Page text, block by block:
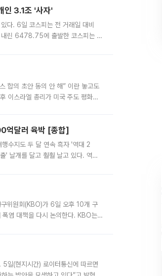
인 3.1조 '사자'
다. 6일 코스피는 전 거래일 대비
린 6478.75에 출발한 코스피는 장
합의 초안 동의 안 해” 이란 놓고도
이스라엘 총리가 미국 주도 평화위
억달러 육박 [종합]
수지도 두 달 연속 흑자 '역대 2
' 날개를 달고 훨훨 날고 있다. 역대
위원회(KBO)가 6일 오후 10개 구
폭염 대책을 다시 논의한다. KBO는